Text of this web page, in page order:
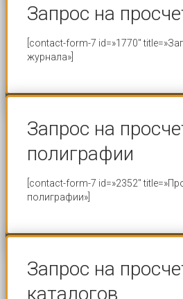
Запрос на
[contact-form-7 id=»1770″
журнала»]
Запрос на
полиграфии
[contact-form-7 id=»2352″
полиграфии»]
Запрос на
каталогов